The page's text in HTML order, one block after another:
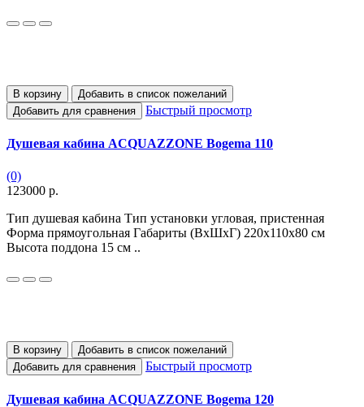
В корзину
Добавить в список пожеланий
Добавить для сравнения
Быстрый просмотр
Душевая кабина ACQUAZZONE Bogema 110
(0)
123000 р.
Тип душевая кабина Тип установки угловая, пристенная
Форма прямоугольная Габариты (ВхШхГ) 220х110x80 см
Высота поддона 15 см ..
В корзину
Добавить в список пожеланий
Добавить для сравнения
Быстрый просмотр
Душевая кабина ACQUAZZONE Bogema 120